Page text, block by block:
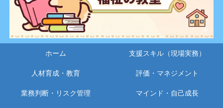
ホーム 支援スキル（現場実務）
人材育成・教育 評価・マネジメント
業務判断・リスク管理 マインド・自己成長